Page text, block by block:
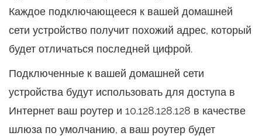
Каждое подключающееся к вашей домашней
сети устройство получит похожий адрес, который
будет отличаться последней цифрой.
Подключенные к вашей домашней сети
устройства будут использовать для доступа в
Интернет ваш роутер и 10.128.128.128 в качестве
шлюза по умолчанию, а ваш роутер будет